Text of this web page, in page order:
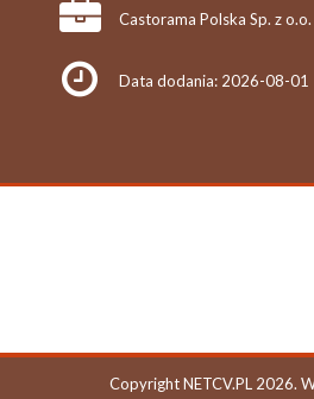
Castorama Polska Sp. z o.o.
Data dodania: 2026-08-01
Copyright NETCV.PL 2026.